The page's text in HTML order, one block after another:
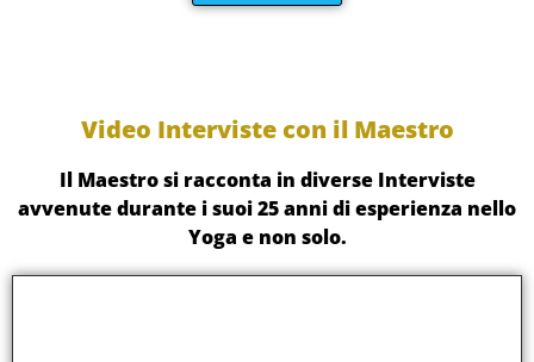
Video Interviste con il Maestro
Il Maestro si racconta in diverse Interviste
avvenute durante i suoi 25 anni di esperienza nello
Yoga e non solo.